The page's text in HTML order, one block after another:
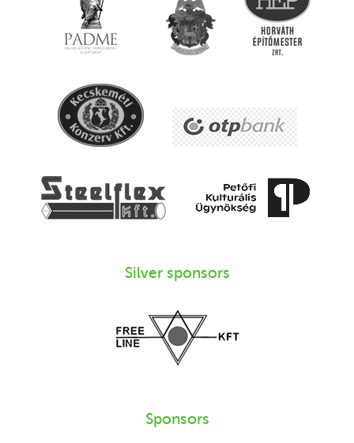
Silver sponsors
Sponsors